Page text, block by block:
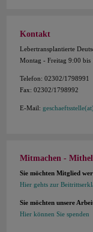
Kontakt
Lebertransplantierte
Montag - Freitag 9:00 bis
Telefon: 02302/1798991
Fax: 02302/1798992
E-Mail:
Mitmachen -
Sie möchten Mitglied
Hier gehts zur
Sie möchten unsere
Hier können Sie spenden